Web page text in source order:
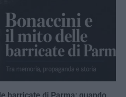
barricate di Parma: quando